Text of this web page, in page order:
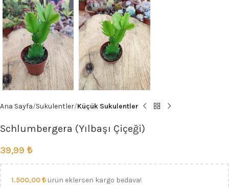
Ana Sayfa Sukulentler Küçük Sukulentler
Schlumbergera (Yılbaşı Çiçeği)
39,99 ₺
1.500,00₺ ürün eklersen kargo bedava!